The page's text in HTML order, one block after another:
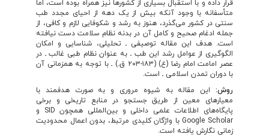
قرار داده و با استقبال بسیاری از کشورها نیز همراه بوده است، اما
متأسفانه با وجود آنکه بیش از یک دهه از احیای مجدد طب
سنتی در کشور می‌گذرد، هنوز به رشد و شکوفایی لازم و کافی، از
جمله ادغام صحیح و کامل آن در بدنه نظام سلامت دست نیافته
است. هدف این مقاله توصیفی ـ تحلیلی، شناسایی و امکان
الگوگیری از عوامل رشد این طب ـ به عنوان نظام طبی غالب ـ در
عصر امامت امام رضا (ع) (۱۸۳-۲۰۳ ق.) ـ با توجه به همزمانی آن
با دوران تمدن اسلامی ـ است.
روش: این مقاله به شیوه مروری و به صورت هدفمند با
معیارهای معین از طریق جستجو در منابع تاریخی و برخی
پایگاه‌های اطلاعات علمی داخلی و بین‌المللی همچون SID و
Google Scholar با واژگان کلیدی مرتبط، بدون اعمال محدودیت
زمانی نگارش یافته است.